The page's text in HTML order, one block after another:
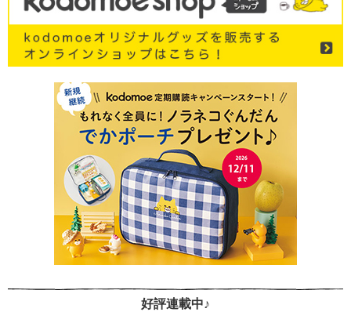
好評連載中♪